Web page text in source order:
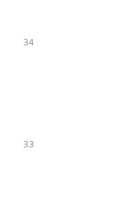
34
33